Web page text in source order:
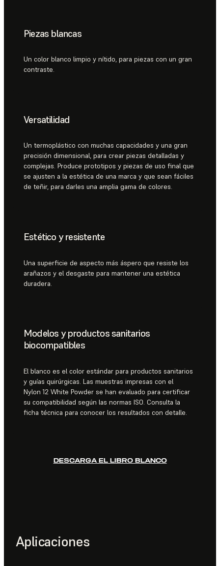
Piezas blancas
Un color blanco limpio y nítido, para piezas con un gran
contraste.
Versatilidad
Un termoplástico con muchas capacidades y una gran
precisión dimensional, para crear piezas detalladas y
complejas. Produce prototipos y piezas de uso final que
se ajusten a la estética de una marca y que sean fáciles
de teñir, para darles una amplia gama de colores.
Estético y resistente
Una superficie de aspecto más áspero que resiste los
arañazos y el desgaste para mantener una estética
duradera.
Modelos y productos sanitarios
biocompatibles
El blanco es el color estándar para productos sanitarios
y guías quirúrgicas. Las muestras impresas con el
Nylon 12 White Powder se han evaluado para certificar
su compatibilidad según las normas ISO. Consulta la
ficha técnica para conocer los resultados con detalle.
DESCARGA EL LIBRO BLANCO
Aplicaciones